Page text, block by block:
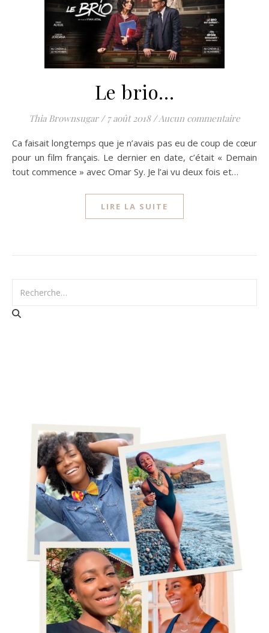
Le brio…
Thia Brownsugar / 7 août 2018 /Aucun commentaire
Ca faisait longtemps que je n’avais pas eu de coup de cœur
pour un film français. Le dernier en date, c’était « Demain
tout commence » avec Omar Sy. Je l’ai vu deux fois et…
LIRE LA SUITE